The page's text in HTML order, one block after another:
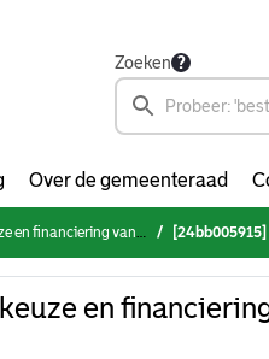
Zoeken
Over de gemeenteraad
- Mobiliteitsstrategie M4H [24bb005915]
en